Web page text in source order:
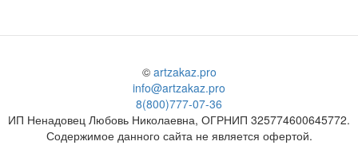
© artzakaz.pro
info@artzakaz.pro
8(800)777-07-36
ИП Ненадовец Любовь Николаевна, ОГРНИП 325774600645772.
Содержимое данного сайта не является офертой.